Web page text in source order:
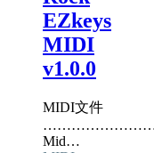
EZkeys
MIDI
v1.0.0
MIDI文件
Mid…